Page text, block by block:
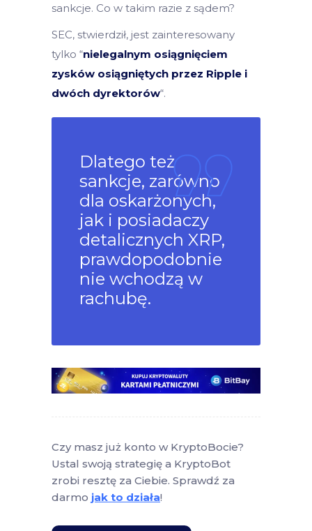
sankcje. Co w takim razie z sądem?
SEC, stwierdził, jest zainteresowany
tylko “nielegalnym osiągnięciem
zysków osiągniętych przez Ripple i
dwóch dyrektorów“.
Dlatego też
sankcje, zarówno
dla oskarżonych,
jak i posiadaczy
detalicznych XRP,
prawdopodobnie
nie wchodzą w
rachubę.
Czy masz już konto w KryptoBocie?
Ustal swoją strategię a KryptoBot
zrobi resztę za Ciebie. Sprawdź za
darmo jak to działa!